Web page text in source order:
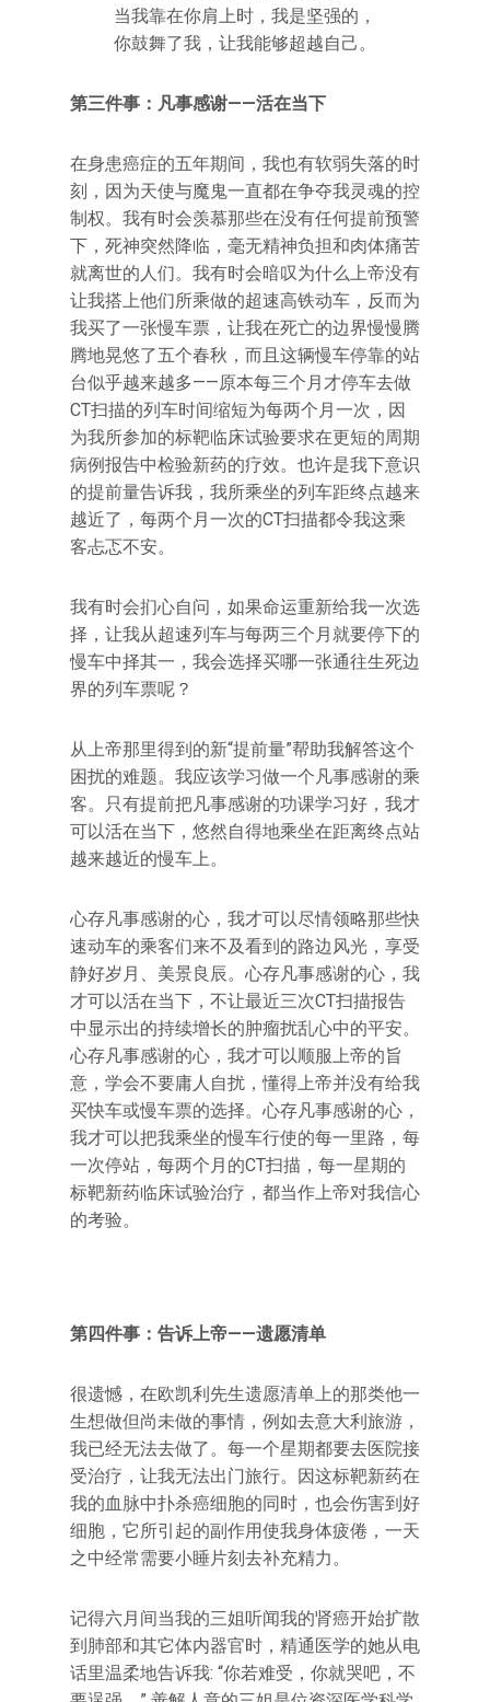
当我靠在你肩上时，我是坚强的，
你鼓舞了我，让我能够超越自己。
第三件事：凡事感谢——活在当下
在身患癌症的五年期间，我也有软弱失落的时
刻，因为天使与魔鬼一直都在争夺我灵魂的控
制权。我有时会羡慕那些在没有任何提前预警
下，死神突然降临，毫无精神负担和肉体痛苦
就离世的人们。我有时会暗叹为什么上帝没有
让我搭上他们所乘做的超速高铁动车，反而为
我买了一张慢车票，让我在死亡的边界慢慢腾
腾地晃悠了五个春秋，而且这辆慢车停靠的站
台似乎越来越多——原本每三个月才停车去做
CT扫描的列车时间缩短为每两个月一次，因
为我所参加的标靶临床试验要求在更短的周期
病例报告中检验新药的疗效。也许是我下意识
的提前量告诉我，我所乘坐的列车距终点越来
越近了，每两个月一次的CT扫描都令我这乘
客忐忑不安。
我有时会扪心自问，如果命运重新给我一次选
择，让我从超速列车与每两三个月就要停下的
慢车中择其一，我会选择买哪一张通往生死边
界的列车票呢？
从上帝那里得到的新“提前量”帮助我解答这个
困扰的难题。我应该学习做一个凡事感谢的乘
客。只有提前把凡事感谢的功课学习好，我才
可以活在当下，悠然自得地乘坐在距离终点站
越来越近的慢车上。
心存凡事感谢的心，我才可以尽情领略那些快
速动车的乘客们来不及看到的路边风光，享受
静好岁月、美景良辰。心存凡事感谢的心，我
才可以活在当下，不让最近三次CT扫描报告
中显示出的持续增长的肿瘤扰乱心中的平安。
心存凡事感谢的心，我才可以顺服上帝的旨
意，学会不要庸人自扰，懂得上帝并没有给我
买快车或慢车票的选择。心存凡事感谢的心，
我才可以把我乘坐的慢车行使的每一里路，每
一次停站，每两个月的CT扫描，每一星期的
标靶新药临床试验治疗，都当作上帝对我信心
的考验。
第四件事：告诉上帝——遗愿清单
很遗憾，在欧凯利先生遗愿清单上的那类他一
生想做但尚未做的事情，例如去意大利旅游，
我已经无法去做了。每一个星期都要去医院接
受治疗，让我无法出门旅行。因这标靶新药在
我的血脉中扑杀癌细胞的同时，也会伤害到好
细胞，它所引起的副作用使我身体疲倦，一天
之中经常需要小睡片刻去补充精力。
记得六月间当我的三姐听闻我的肾癌开始扩散
到肺部和其它体内器官时，精通医学的她从电
话里温柔地告诉我: “你若难受，你就哭吧，不